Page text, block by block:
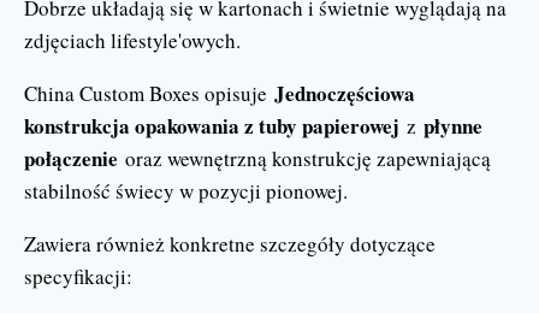
Dobrze układają się w kartonach i świetnie wyglądają na
zdjęciach lifestyle'owych.
China Custom Boxes opisuje Jednoczęściowa
konstrukcja opakowania z tuby papierowej z płynne
połączenie oraz wewnętrzną konstrukcję zapewniającą
stabilność świecy w pozycji pionowej.
Zawiera również konkretne szczegóły dotyczące
specyfikacji: